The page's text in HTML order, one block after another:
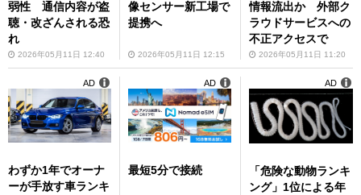
弱性 通信内容が盗
聴・改ざんされる恐
れ
2026年05月11日 12:40
像センサー新工場で
提携へ
2026年05月11日 12:15
情報流出か 外部ク
ラウドサービスへの
不正アクセスで
2026年05月11日 11:20
わずか1年でオーナ
ーが手放す車ランキ
AD
最短5分で接続
AD
「危険な動物ランキ
ング」1位による年
AD